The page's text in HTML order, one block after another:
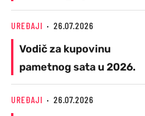
UREĐAJI 26.07.2026
Vodič za kupovinu
pametnog sata u 2026.
UREĐAJI 26.07.2026